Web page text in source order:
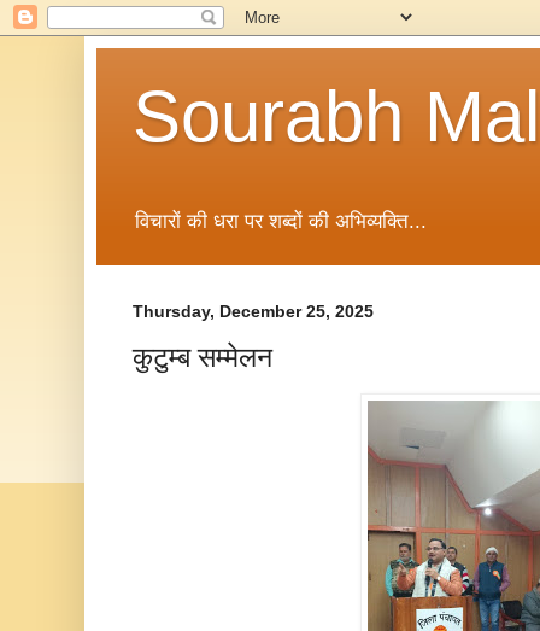
Sourabh
विचारों की धरा पर शब्दों की अभिव्यक्ति...
Thursday, December 25, 2025
कुटुम्ब सम्मेलन